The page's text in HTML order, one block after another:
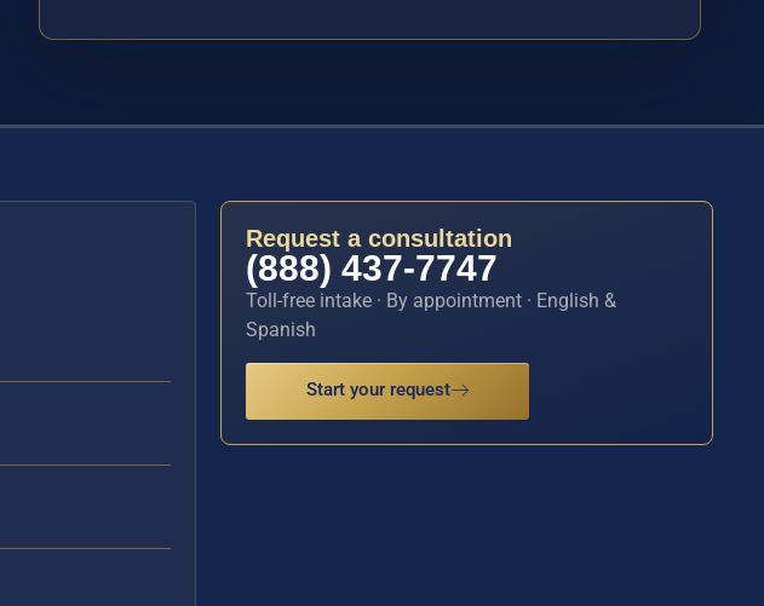
Request a consultation
(888) 437-7747
Toll-free intake · By appointment · English &
Spanish
Start your request